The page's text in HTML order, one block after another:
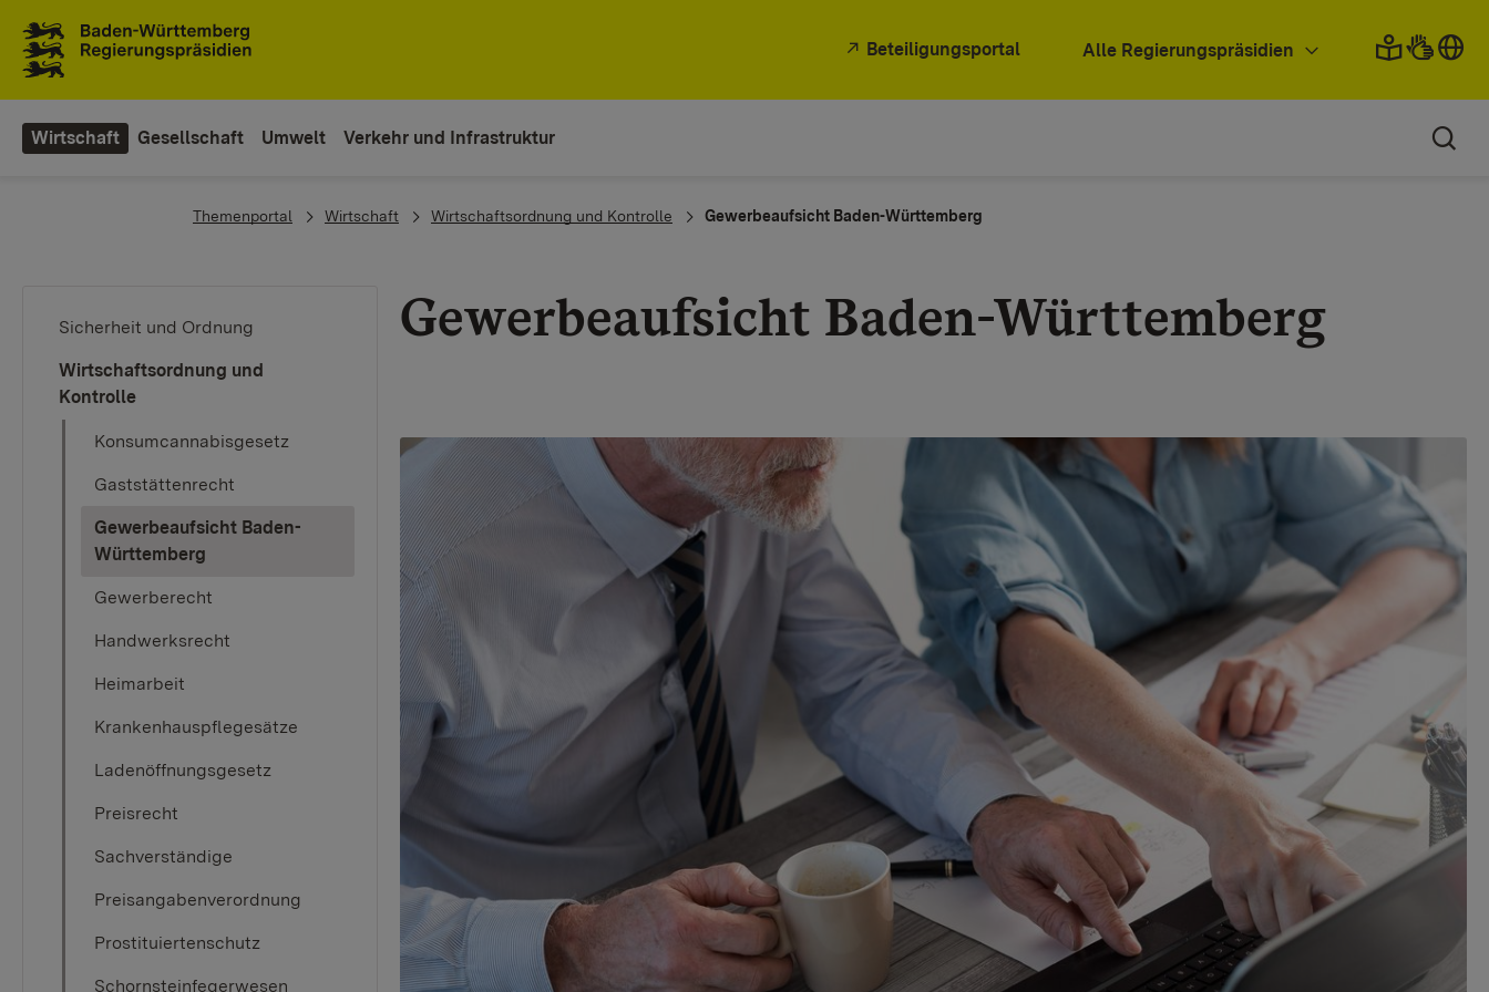
Beteiligungsportal Alle Regierungspräsidien
Wirtschaft Gesellschaft Umwelt Verkehr und Infrastruktur
You are here:
Themenportal Wirtschaft Wirtschaftsordnung und Kontrolle Gewerbeaufsicht Baden-Württemberg
Sicherheit und Ordnung
Wirtschaftsordnung und
Kontrolle
Konsumcannabisgesetz
Gaststättenrecht
Gewerbeaufsicht Baden-
Württemberg
Gewerberecht
Handwerksrecht
Heimarbeit
Krankenhauspflegesätze
Ladenöffnungsgesetz
Preisrecht
Sachverständige
Preisangabenverordnung
Prostituiertenschutz
Schornsteinfegerwesen
Gewerbeaufsicht Baden-Württemberg